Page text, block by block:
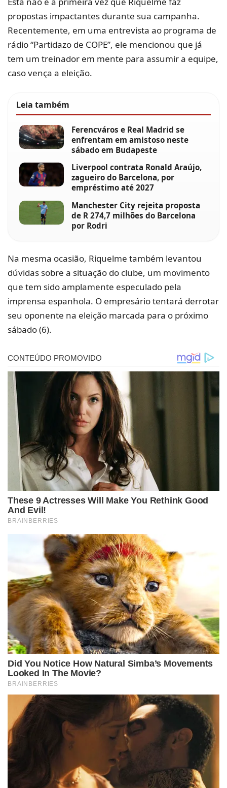
propostas impactantes durante sua campanha.
Recentemente, em uma entrevista ao programa de
rádio “Partidazo de COPE”, ele mencionou que já
tem um treinador em mente para assumir a equipe,
caso vença a eleição.
Leia também
Ferencváros e Real Madrid se
enfrentam em amistoso neste
sábado em Budapeste
Liverpool contrata Ronald Araújo,
zagueiro do Barcelona, por
empréstimo até 2027
Manchester City rejeita proposta
de R 274,7 milhões do Barcelona
por Rodri
Na mesma ocasião, Riquelme também levantou
dúvidas sobre a situação do clube, um movimento
que tem sido amplamente especulado pela
imprensa espanhola. O empresário tentará derrotar
seu oponente na eleição marcada para o próximo
sábado (6).